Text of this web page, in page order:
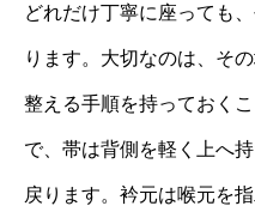
どれだけ丁寧に座っても
ります。大切なのは、そ
整える手順を持っておく
で、帯は背側を軽く上へ
戻ります。衿元は喉元を